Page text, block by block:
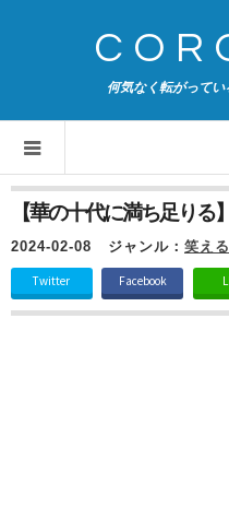
何気なく転がって
【華の十代に満ち足り
2024-02-08 ジャンル： 笑える
Twitter Facebook